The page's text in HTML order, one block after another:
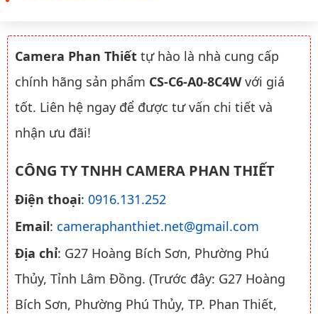
Camera Phan Thiết tự hào là nhà cung cấp
chính hãng sản phẩm CS-C6-A0-8C4Wvới giá
tốt. Liên hệ ngay để được tư vấn chi tiết và
nhận ưu đãi!
CÔNG TY TNHH CAMERA PHAN THIẾT
Điện thoại: 0916.131.252
Email: cameraphanthiet.net@gmail.com
Địa chỉ: G27 Hoàng Bích Sơn, Phường Phú
Thủy, Tỉnh Lâm Đồng. (Trước đây: G27 Hoàng
Bích Sơn, Phường Phú Thủy, TP. Phan Thiết,